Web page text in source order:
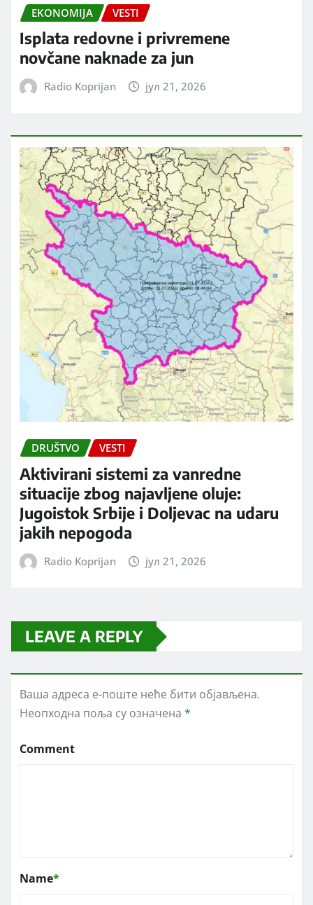
EKONOMIJA VESTI
Isplata redovne i privremene
novčane naknade za jun
Radio Koprijan јул 21, 2026
DRUŠTVO VESTI
Aktivirani sistemi za vanredne
situacije zbog najavljene oluje:
Jugoistok Srbije i Doljevac na udaru
jakih nepogoda
Radio Koprijan јул 21, 2026
LEAVE A REPLY
Ваша адреса е-поште неће бити објављена.
Неопходна поља су означена *
Comment
Name*